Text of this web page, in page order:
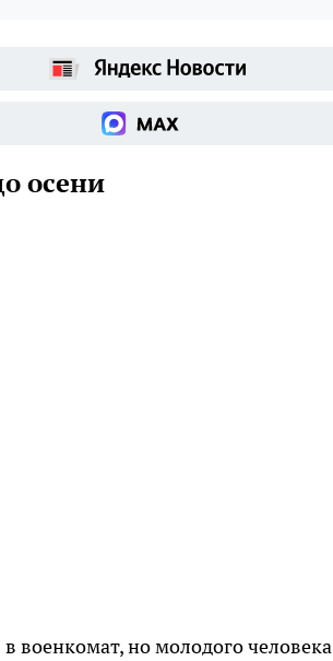
осени
военкомат, но молодого человека